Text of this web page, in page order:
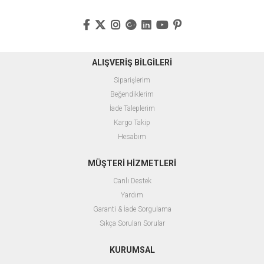
ALIŞVERİŞ BİLGİLERİ
Siparişlerim
Beğendiklerim
İade Taleplerim
Kargo Takip
Hesabım
MÜŞTERİ HİZMETLERİ
Canlı Destek
Yardım
Garanti & İade Sorgulama
Sıkça Sorulan Sorular
KURUMSAL